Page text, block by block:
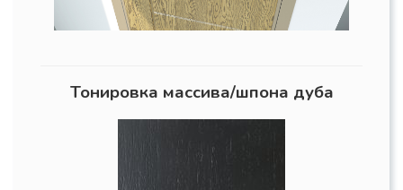
Тонировка массива/шпона дуба